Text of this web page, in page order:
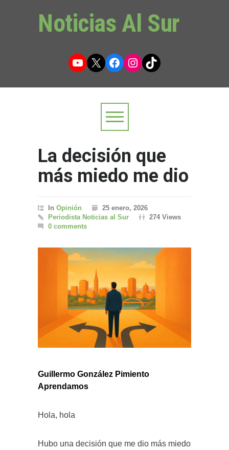
Noticias Al Sur
YouTube
X Facebook
Instagram
TikTok
La decisión que
más miedo me dio
In Opinión
25 enero, 2026
Periodista Noticias al Sur
274 Views
0 comments
Guillermo González Pimiento
Aprendamos
Hola, hola
Hubo una decisión que me dio más miedo